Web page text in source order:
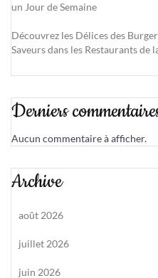
un Jour de Semaine
Découvrez les Délices des
Saveurs dans les Restaurants de
Derniers
Aucun commentaire à afficher.
Archive
août 2026
juillet 2026
juin 2026